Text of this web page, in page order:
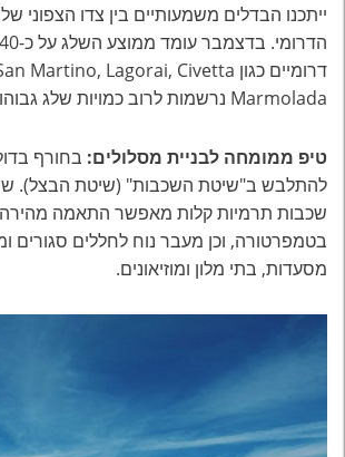
ייתכנו הבדלים משמעותיים בין צדו הצפוני
Marmolada נרשמות לרוב כמויות שלג גבוהות יותר.
טיפ ממומחה לבניית מסלולים: בחורף
להתלבש ב"שיטת השכבות" (שיטת הבצל).
שכבות תרמיות קלות מאפשר התאמה מהירה
בטמפרטורה, וכן מעבר נוח לחללים סגורים
מסעדות, בתי מלון ומוזיאונים.